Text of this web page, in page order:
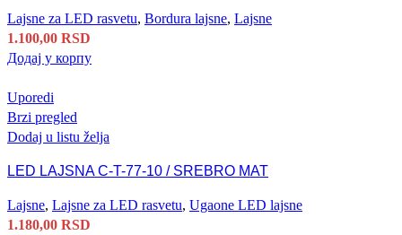
Lajsne za LED rasvetu, Bordura lajsne, Lajsne
1.100,00 RSD
Додај у корпу
Uporedi
Brzi pregled
Dodaj u listu želja
LED LAJSNA C-T-77-10 / SREBRO MAT
Lajsne, Lajsne za LED rasvetu, Ugaone LED lajsne
1.180,00 RSD